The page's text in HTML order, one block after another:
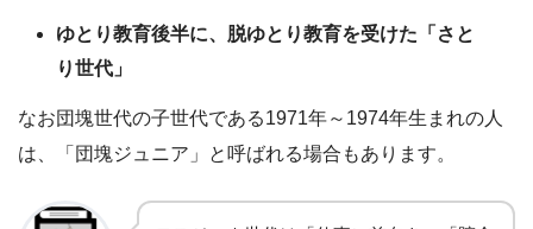
ゆとり教育後半に、脱ゆとり教育を受けた「さと
り世代」
なお団塊世代の子世代である1971年～1974年生まれの人
は、「団塊ジュニア」と呼ばれる場合もあります。